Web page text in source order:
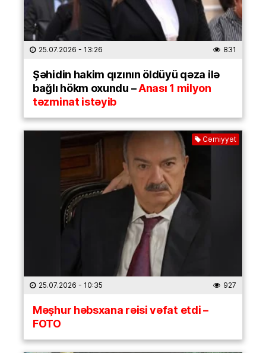
25.07.2026 - 13:26 831
Şəhidin hakim qızının öldüyü qəza ilə
bağlı hökm oxundu –Anası 1 milyon
təzminat istəyib
Cəmiyyət
25.07.2026 - 10:35 927
Məşhur həbsxana rəisi vəfat etdi –
FOTO